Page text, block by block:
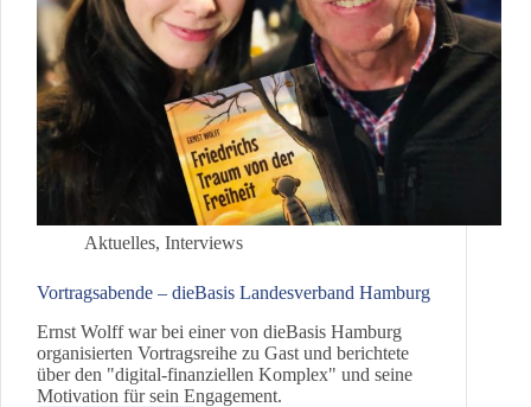
Aktuelles, Interviews
Vortragsabende – dieBasis Landesverband Hamburg
Ernst Wolff war bei einer von dieBasis Hamburg
organisierten Vortragsreihe zu Gast und berichtete
über den "digital-finanziellen Komplex" und seine
Motivation für sein Engagement.